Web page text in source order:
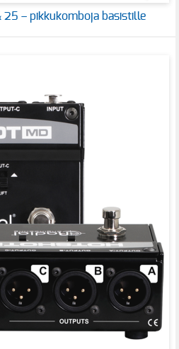
25 – pikkukomboja basistille